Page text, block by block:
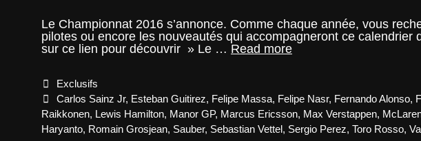
Le Championnat 2016 s’annonce. Comme chaque année, vous
pilotes ou encore les nouveautés qui accompagneront ce
sur ce lien pour découvrir » Le … Read moreGuide
téléchargement
gratuit
Categories
Exclusifs
Tags
Carlos Sainz Jr, Esteban Guitirez, Felipe Massa, Felipe Nasr, Fernando Alonso,
Raikkonen, Lewis Hamilton, Manor GP, Marcus Ericsson, Max Verstappen,
Haryanto, Romain Grosjean, Sauber, Sebastian Vettel, Sergio Perez, Toro Rosso,